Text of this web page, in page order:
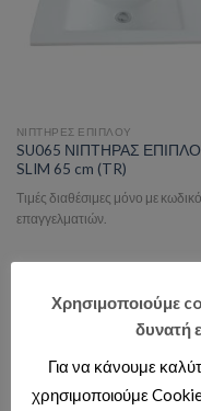
ΝΙΠΤΗΡΕΣ ΕΠΙΠΛΟΥ
SU065 ΝΙΠΤΗΡΑΣ
SLIM 65 cm (TR)
Τιμές διαθέσιμες μόνο με κωδικό
επαγγελματιών.
Χρησιμοποιούμε
δυνατή
Για να κάνουμε
χρησιμοποιούμε